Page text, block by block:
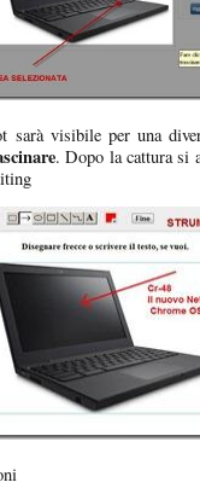
sarà visibile per una
. Dopo la cattura si